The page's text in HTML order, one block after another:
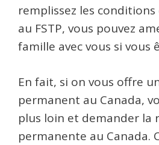
remplissez les conditions
au FSTP, vous pouvez
famille avec vous si vous
En fait, si on vous offre
permanent au Canada,
plus loin et demander la
permanente au Canada.